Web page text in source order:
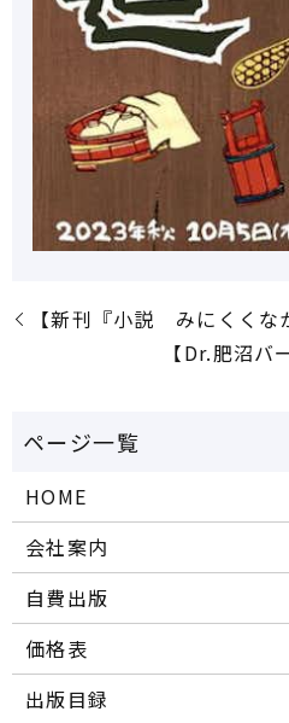
【新刊『小説 みにくくな
【Dr.肥沼バ
HOME
会社案内
自費出版
価格表
出版目録